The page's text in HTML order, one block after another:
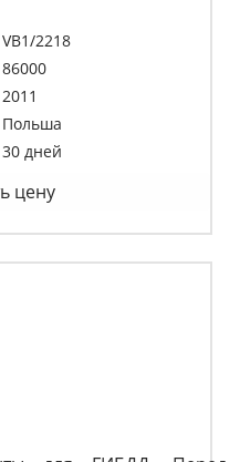
VB1/2218
86000
2011
Польша
30 дней
цену